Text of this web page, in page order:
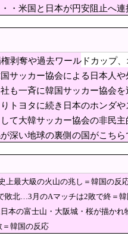
利益はわずかに減。AI投資が経営を圧
は避難…エンジンルーム付近
避
会による日本人や外
ＳＮＳ紛糾「徹底追及」「
負債を埋めるため政
入、UEFAの要求を
る → 医療機器が飛び交う激
よって家の中が無茶苦茶にされてる
脳幹など損傷受け“植物状態”に 京
の構築が加速－米メディア [8/6]
やったらガチでボコられる
い」
・米国と日本が円安阻止へ
剥奪や過去ワールドカップ
」
サッカー協会による日本人
も一斉に韓国サッカー協会
トヨタに続き日本のホンダ
字回復‥」
て大韓サッカー協会の非民
深い地球の裏側の国がこち
上最大級の火山の兆し＝韓国の反
敗北…3月のAマッチは2敗で終＝
本の富士山・大阪城・桜が描かれ
＝韓国の反応